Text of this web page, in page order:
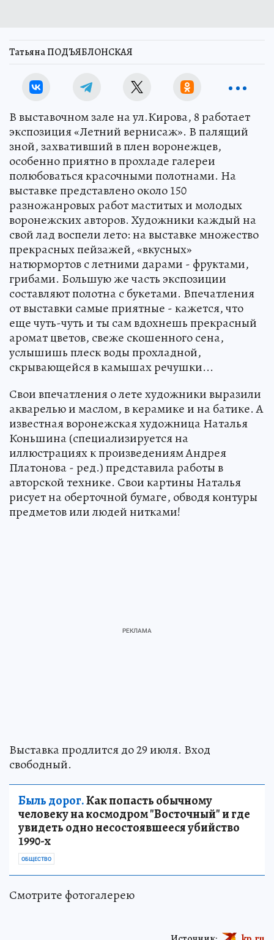
Татьяна ПОДЪЯБЛОНСКАЯ
В выставочном зале на ул.Кирова, 8 работает
экспозиция «Летний вернисаж». В палящий
зной, захвативший в плен воронежцев,
особенно приятно в прохладе галереи
полюбоваться красочными полотнами. На
выставке представлено около 150
разножанровых работ маститых и молодых
воронежских авторов. Художники каждый на
свой лад воспели лето: на выставке множество
прекрасных пейзажей, «вкусных»
натюрмортов с летними дарами - фруктами,
грибами. Большую же часть экспозиции
составляют полотна с букетами. Впечатления
от выставки самые приятные - кажется, что
еще чуть-чуть и ты сам вдохнешь прекрасный
аромат цветов, свеже скошенного сена,
услышишь плеск воды прохладной,
скрывающейся в камышах речушки...
Свои впечатления о лете художники выразили
акварелью и маслом, в керамике и на батике. А
известная воронежская художница Наталья
Коньшина (специализируется на
иллюстрациях к произведениям Андрея
Платонова - ред.) представила работы в
авторской технике. Свои картины Наталья
рисует на оберточной бумаге, обводя контуры
предметов или людей нитками!
Выставка продлится до 29 июля. Вход
свободный.
Быль дорог.Как попасть обычному
человеку на космодром "Восточный" и где
увидеть одно несостоявшееся убийство
1990-х
ОБЩЕСТВО
Смотрите фотогалерею